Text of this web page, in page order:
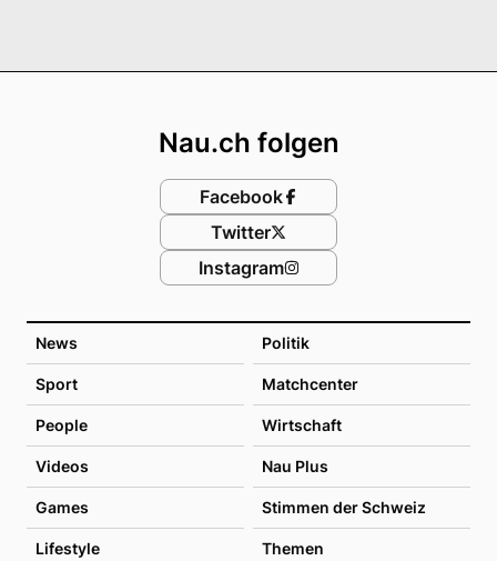
News Politik
Sport Matchcenter
People Wirtschaft
Videos Nau Plus
Games Stimmen der Schweiz
Lifestyle Themen
Nau.ch folgen
Facebook
Twitter
Instagram